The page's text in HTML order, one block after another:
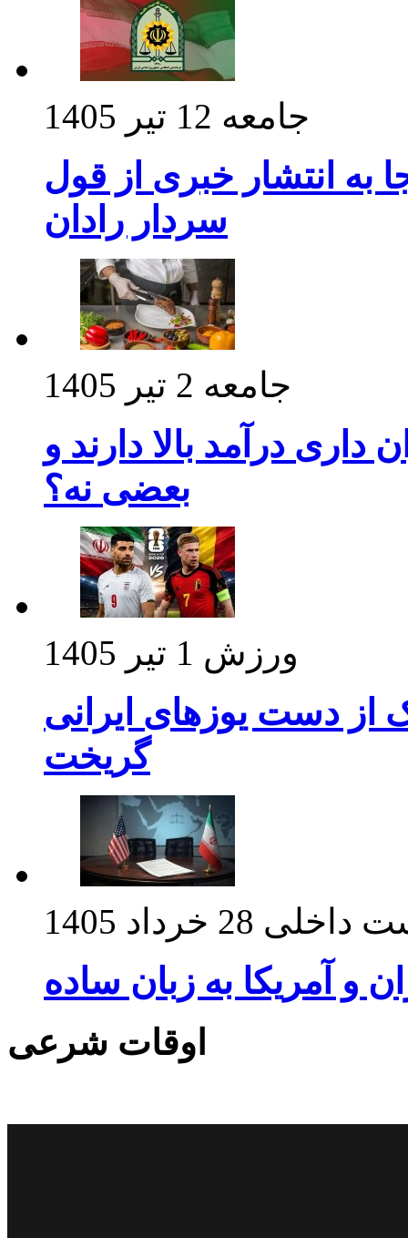
جامعه 12 تیر 1405
به انتشار خبری از قول
سردار رادان
جامعه 2 تیر 1405
درآمد بالا دارند و
بعضی نه؟
ورزش 1 تیر 1405
از دست یوزهای ایرانی
گریخت
داخلی 28 خرداد 1405
و آمریکا به زبان ساده
اوقات شرعی